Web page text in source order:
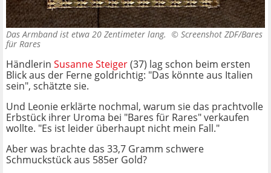
Das Armband ist etwa 20 Zentimeter lang. © Screenshot ZDF/Bares
für Rares
Händlerin Susanne Steiger(37) lag schon beim ersten
Blick aus der Ferne goldrichtig: "Das könnte aus Italien
sein", schätzte sie.
Und Leonie erklärte nochmal, warum sie das prachtvolle
Erbstück ihrer Uroma bei "Bares für Rares" verkaufen
wollte. "Es ist leider überhaupt nicht mein Fall."
Aber was brachte das 33,7 Gramm schwere
Schmuckstück aus 585er Gold?